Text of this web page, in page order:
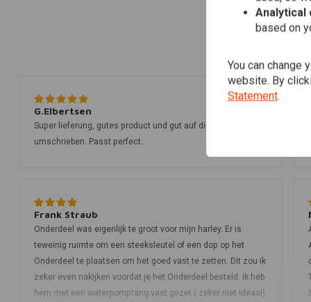
G.Elbertsen
Super lieferung, gutes product und gut auf die website
umschrieben. Passt perfect.
Frank Straub
Onderdeel was eigenlijk te groot voor mijn harley. Er is
teweinig ruimte om een steeksleutel of een dop op het
Onderdeel te plaatsen om het goed vast te zetten. Dit zou ik
zeker even nakijken voordat je het Onderdeel besteld. Ik heb
hem met een waterpomptang vast gezet ( zeker niet ideaal)
Analytical
based on
You can change
website. By
Statement.